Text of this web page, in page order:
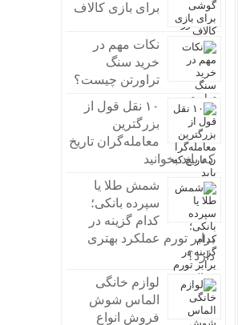
برای بازی کالاف
نکات مهم در
خرید سنگ
تراورتن چیست؟
۱۰ نقل قول از
بزرگترین
معامله‌گران تاریخ
که باید بخوانید
شمش طلا یا
سپرده بانکی؛
کدام گزینه در
برابر تورم عملکرد بهتری
دارد؟
لوازم خانگی
الماس شوش
فروش انواع